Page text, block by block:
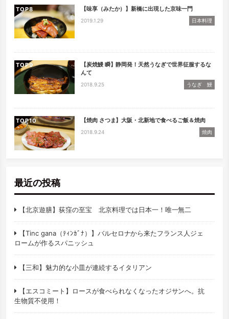
TOP 【味享（みたか）】新橋に出現した京味一門
2019.1.29 日本料理
TOP
【炭焼鰻 瞬】静岡発！天然うなぎで世界征服するな
んて
2018.9.25 うなぎ 鰻
TOP 【焼肉 さつま】大阪・北新地で食べるご飯＆焼肉
2018.9.24 焼肉
最近の投稿
【北京遊膳】荻窪の至宝 北京料理では日本一！唯一無二
【Tinc gana（ﾃｨﾝｶﾞﾅ）】バルセロナから来たフランス人ジェ
ロームが作るスパニッシュ
【三和】魅力的な小皿が連続するイタリアン
【エスコミート】ロースが食べられなくなったオジサンへ。抗
生物質不使用！